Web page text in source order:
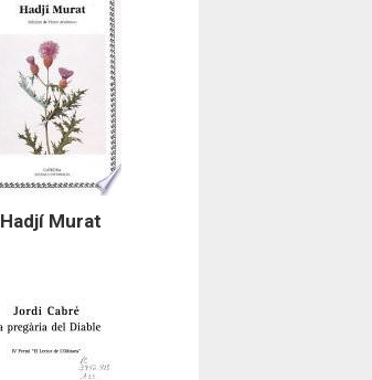
Hadjí Murat